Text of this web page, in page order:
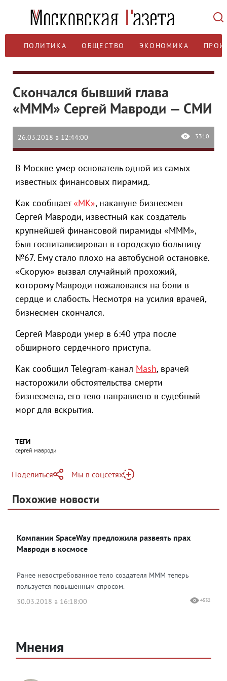
ПОЛИТИКА ОБЩЕСТВО ЭКОНОМИКА
Скончался бывший глава
«МММ» Сергей Мавроди — СМИ
26.03.2018 в 12:44:00 3310
В Москве умер основатель одной из самых
известных финансовых пирамид.
Как сообщает«МК», накануне бизнесмен
Сергей Мавроди, известный как создатель
крупнейшей финансовой пирамиды «МММ»,
был госпитализирован в городскую больницу
№67. Ему стало плохо на автобусной остановке.
«Скорую» вызвал случайный прохожий,
которому Мавроди пожаловался на боли в
сердце и слабость. Несмотря на усилия врачей,
бизнесмен скончался.
Сергей Мавроди умер в 6:40 утра после
обширного сердечного приступа.
Как сообщил Telegram-канал Mash, врачей
насторожили обстоятельства смерти
бизнесмена, его тело направлено в судебный
морг для вскрытия.
ТЕГИ
сергей мавроди
Поделиться
Telegram
Одноклассники
Мы в соцсетях
Яндекс Дзен
Похожие новости
Компании SpaceWay предложила развеять прах
Мавроди в космосе
Ранее невостребованное тело создателя МММ теперь
пользуется повышенным спросом.
30.03.2018 в 16:18:00
4532
Мнения